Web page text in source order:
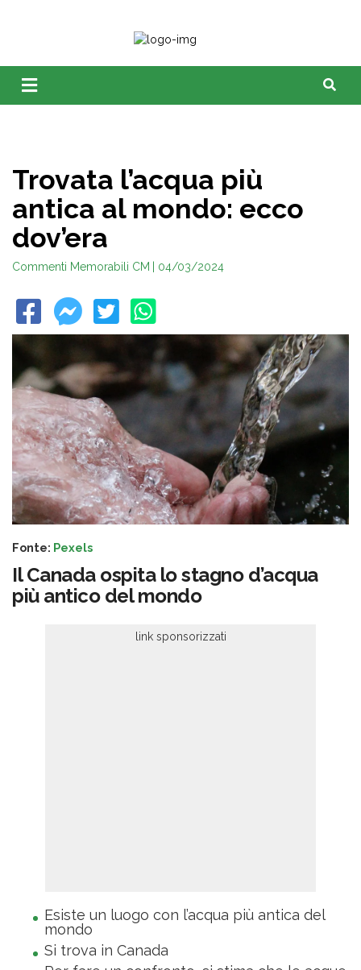
Trovata l’acqua più
antica al mondo: ecco
dov’era
Commenti Memorabili CM | 04/03/2024
Fonte: Pexels
Il Canada ospita lo stagno d’acqua
più antico del mondo
Esiste un luogo con l’acqua più antica del
mondo
Si trova in Canada